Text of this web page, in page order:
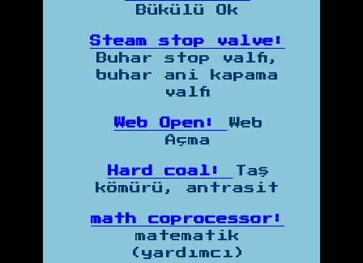
Bükülü Ok
Steam stop valve:
Buhar stop valfi,
buhar ani kapama
valfi
Web Open:
Web
Açma
Hard coal:
Taş
kömürü, antrasit
math coprocessor:
matematik
(yardımcı)